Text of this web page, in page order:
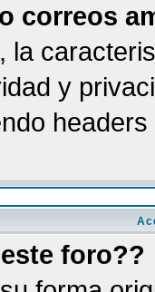
correos
la
y
foro??